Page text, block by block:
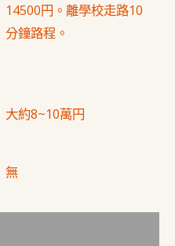
14500円。離學校走路10
分鐘路程。
大約8~10萬円
無